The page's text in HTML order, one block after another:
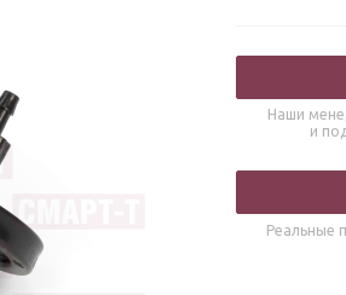
Наши
и
Реальные